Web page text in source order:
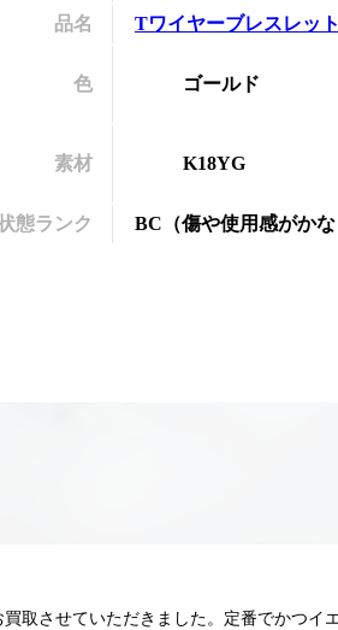
品名
Tワイヤーブレスレット
色 ゴールド
素材 K18YG
態ランク BC （傷や使用感がか
取させていただきました。定番でかつイ